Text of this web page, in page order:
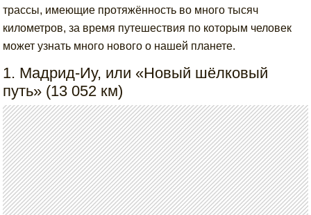
трассы, имеющие протяжённость во много тысяч
километров, за время путешествия по которым человек
может узнать много нового о нашей планете.
1. Мадрид-Иу, или «Новый шёлковый
путь» (13 052 км)